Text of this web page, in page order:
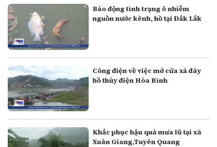
Báo động tình trạng ô nhiễm
nguồn nước kênh, hồ tại Đắk Lắk
Công điện về việc mở cửa xả đáy
hồ thủy điện Hòa Bình
Khắc phục hậu quả mưa lũ tại xã
Xuân Giang,Tuyên Quang